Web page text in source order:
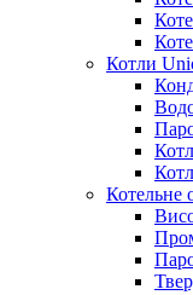
Котли
Котельне